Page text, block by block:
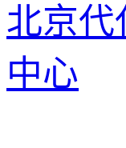
北京代
中心